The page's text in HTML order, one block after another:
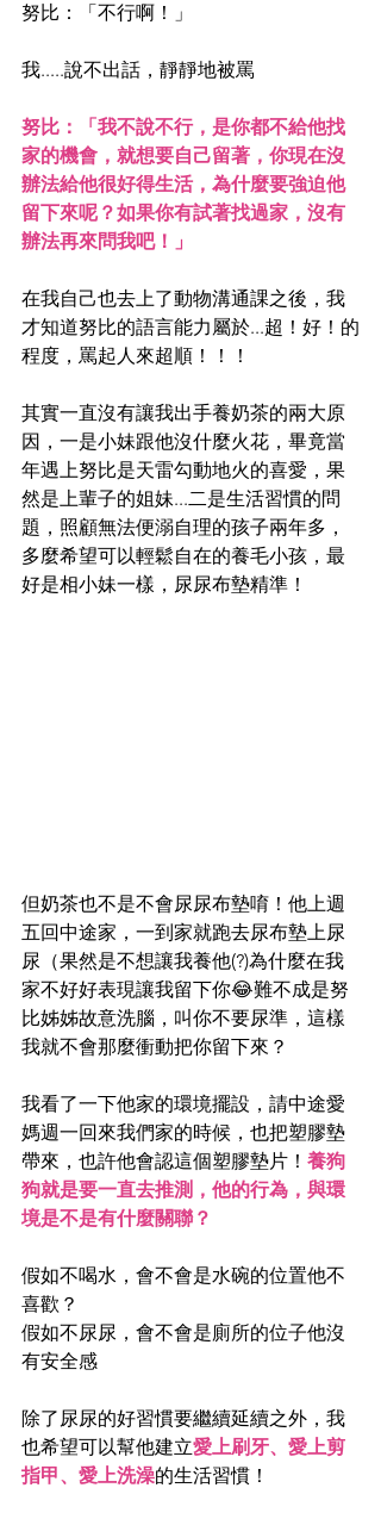
努比：「不行啊！」
我.....說不出話，靜靜地被罵
努比：「我不說不行，是你都不給他找
家的機會，就想要自己留著，你現在沒
辦法給他很好得生活，為什麼要強迫他
留下來呢？如果你有試著找過家，沒有
辦法再來問我吧！」
在我自己也去上了動物溝通課之後，我
才知道努比的語言能力屬於...超！好！的
程度，罵起人來超順！！！
其實一直沒有讓我出手養奶茶的兩大原
因，一是小妹跟他沒什麼火花，畢竟當
年遇上努比是天雷勾動地火的喜愛，果
然是上輩子的姐妹...二是生活習慣的問
題，照顧無法便溺自理的孩子兩年多，
多麼希望可以輕鬆自在的養毛小孩，最
好是相小妹一樣，尿尿布墊精準！
但奶茶也不是不會尿尿布墊唷！他上週
五回中途家，一到家就跑去尿布墊上尿
尿（果然是不想讓我養他(?)為什麼在我
家不好好表現讓我留下你😂難不成是努
比姊姊故意洗腦，叫你不要尿準，這樣
我就不會那麼衝動把你留下來？
我看了一下他家的環境擺設，請中途愛
媽週一回來我們家的時候，也把塑膠墊
帶來，也許他會認這個塑膠墊片！ 養狗
狗就是要一直去推測，他的行為，與環
境是不是有什麼關聯？
假如不喝水，會不會是水碗的位置他不
喜歡？
假如不尿尿，會不會是廁所的位子他沒
有安全感
除了尿尿的好習慣要繼續延續之外，我
也希望可以幫他建立愛上刷牙、愛上剪
指甲、愛上洗澡的生活習慣！